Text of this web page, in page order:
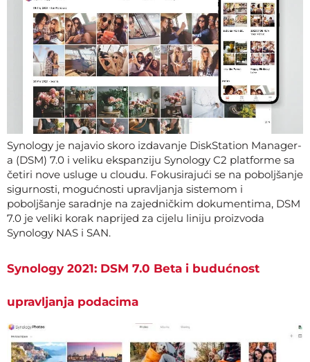
Synology je najavio skoro izdavanje DiskStation Manager-
a (DSM) 7.0 i veliku ekspanziju Synology C2 platforme sa
četiri nove usluge u cloudu. Fokusirajući se na poboljšanje
sigurnosti, mogućnosti upravljanja sistemom i
poboljšanje saradnje na zajedničkim dokumentima, DSM
7.0 je veliki korak naprijed za cijelu liniju proizvoda
Synology NAS i SAN.
Synology 2021: DSM 7.0 Beta i budućnost
upravljanja podacima